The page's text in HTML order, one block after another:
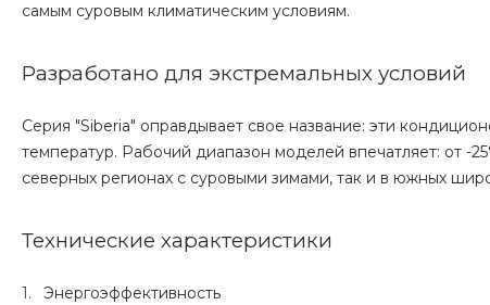
самым суровым климатическим условиям.
Разработано для экстремальных условий
Серия "Siberia" оправдывает свое название: эти
температур. Рабочий диапазон моделей впечатляет: от -
северных регионах с суровыми зимами, так и в южных
Технические характеристики
Энергоэффективность